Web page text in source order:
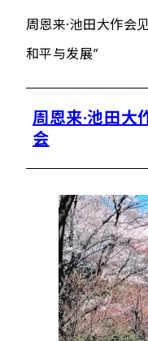
周恩来·池田大作会
和平与发展”
周恩来·池田
会